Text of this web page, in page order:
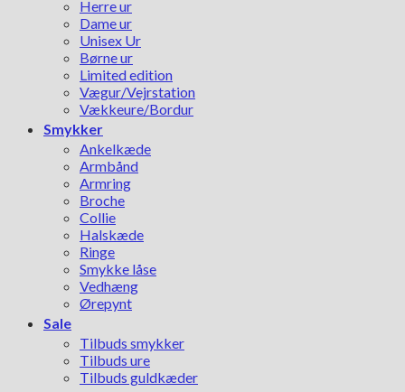
Herre ur
Dame ur
Unisex Ur
Børne ur
Limited edition
Vægur/Vejrstation
Vækkeure/Bordur
Smykker
Ankelkæde
Armbånd
Armring
Broche
Collie
Halskæde
Ringe
Smykke låse
Vedhæng
Ørepynt
Sale
Tilbuds smykker
Tilbuds ure
Tilbuds guldkæder